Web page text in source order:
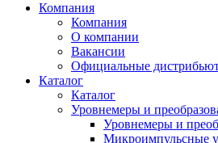
Компания
Компания
О компании
Вакансии
Официальные
Каталог
Каталог
Уровнемеры и
Уровнемеры и
Микроимпульсные